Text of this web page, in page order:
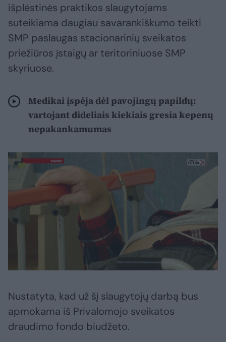
išplėstinės praktikos slaugytojams
suteikiama daugiau savarankiškumo teikti
SMP paslaugas stacionarinių sveikatos
priežiūros įstaigų ar teritoriniuose SMP
skyriuose.
Medikai įspėja dėl pavojingų papildų:
vartojant dideliais kiekiais gresia kepenų
nepakankamumas
Nustatyta, kad už šį slaugytojų darbą bus
apmokama iš Privalomojo sveikatos
draudimo fondo biudžeto.